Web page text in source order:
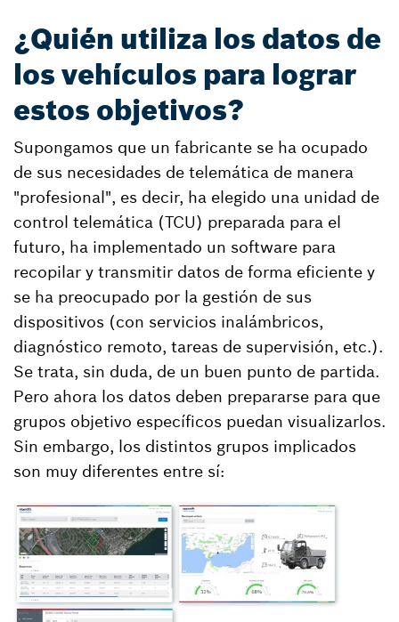
¿Quién utiliza los datos de
los vehículos para lograr
estos objetivos?
Supongamos que un fabricante se ha ocupado
de sus necesidades de telemática de manera
"profesional", es decir, ha elegido una unidad de
control telemática (TCU) preparada para el
futuro, ha implementado un software para
recopilar y transmitir datos de forma eficiente y
se ha preocupado por la gestión de sus
dispositivos (con servicios inalámbricos,
diagnóstico remoto, tareas de supervisión, etc.).
Se trata, sin duda, de un buen punto de partida.
Pero ahora los datos deben prepararse para que
grupos objetivo específicos puedan visualizarlos.
Sin embargo, los distintos grupos implicados
son muy diferentes entre sí: